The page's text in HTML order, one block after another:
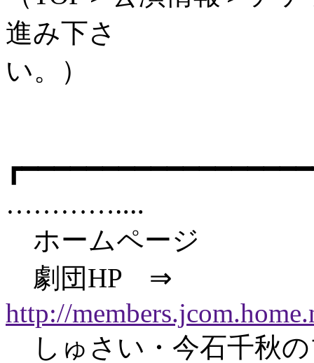
進み下さ
い。）
…………‥‥
ホームページ
劇団HP ⇒
http://
しゅさい・今石千